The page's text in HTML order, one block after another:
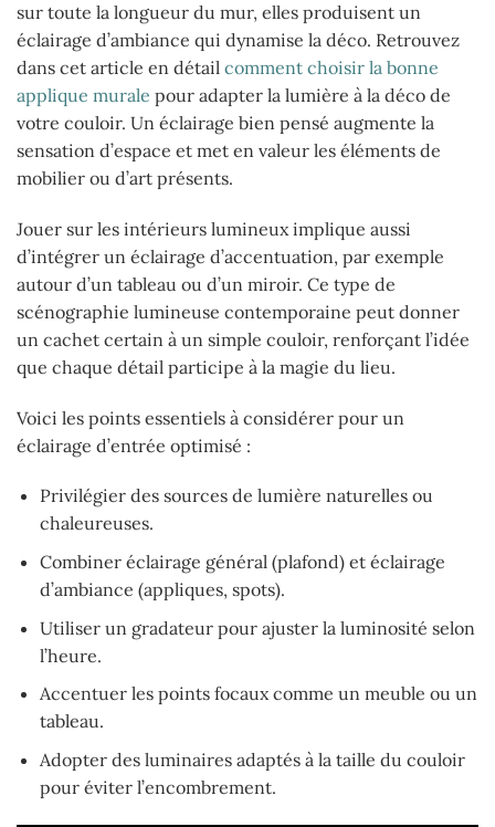
sur toute la longueur du mur, elles produisent un
éclairage d’ambiance qui dynamise la déco. Retrouvez
dans cet article en détail comment choisir la bonne
applique murale pour adapter la lumière à la déco de
votre couloir. Un éclairage bien pensé augmente la
sensation d’espace et met en valeur les éléments de
mobilier ou d’art présents.
Jouer sur les intérieurs lumineux implique aussi
d’intégrer un éclairage d’accentuation, par exemple
autour d’un tableau ou d’un miroir. Ce type de
scénographie lumineuse contemporaine peut donner
un cachet certain à un simple couloir, renforçant l’idée
que chaque détail participe à la magie du lieu.
Voici les points essentiels à considérer pour un
éclairage d’entrée optimisé :
Privilégier des sources de lumière naturelles ou
chaleureuses.
Combiner éclairage général (plafond) et éclairage
d’ambiance (appliques, spots).
Utiliser un gradateur pour ajuster la luminosité selon
l’heure.
Accentuer les points focaux comme un meuble ou un
tableau.
Adopter des luminaires adaptés à la taille du couloir
pour éviter l’encombrement.